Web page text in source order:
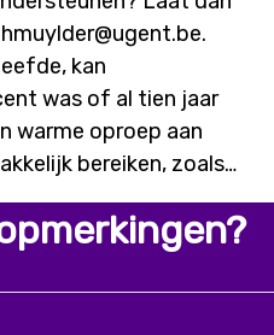
kan
was of al tien jaar
warme oproep aan
bereiken, zoals
met een
met input vanuit
we
écht is voor iedereen.